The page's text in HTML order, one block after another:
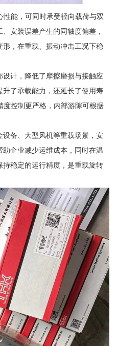
能，可同时承受径向载荷与双
安装误差产生的同轴度偏差，
，在重载、振动冲击工况下稳
计，降低了摩擦磨损与接触应
了承载能力，还延长了使用寿
控制更严格，内部游隙可根据
备、大型风机等重载场景，安
企业减少运维成本，同时在温
稳定的运行精度，是重载旋转